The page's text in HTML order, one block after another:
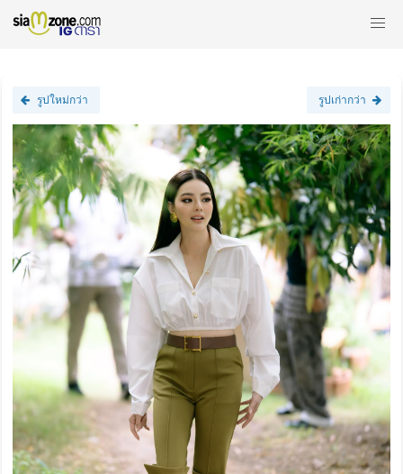
รูปใหม่กว่า รูปเก่ากว่า